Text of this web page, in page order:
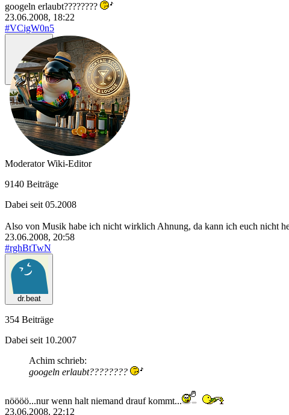
googeln erlaubt????????
23.06.2008, 18:22
#VCigW0n5
Orca
ModeratorWiki-Editor
9140 Beiträge
Dabei seit 05.2008
Also von Musik habe ich nicht wirklich Ahnung, da kann ich euch nicht
23.06.2008, 20:58
#rghBtTwN
dr.beat
354 Beiträge
Dabei seit 10.2007
Achim schrieb:
googeln erlaubt????????
nöööö...nur wenn halt niemand drauf kommt...
23.06.2008, 22:12